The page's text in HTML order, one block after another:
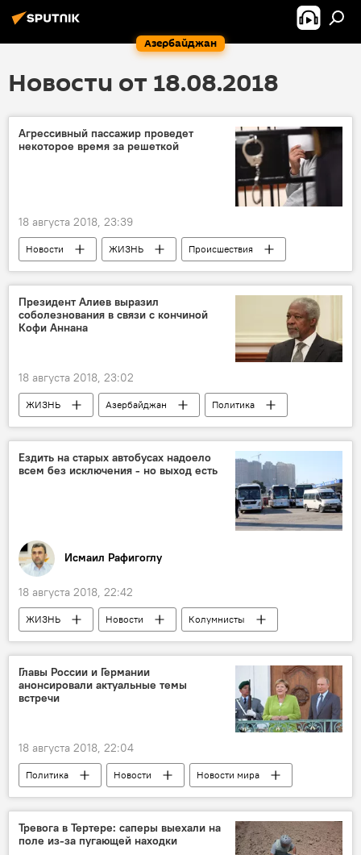
Азербайджан
Новости от 18.08.2018
Агрессивный пассажир проведет
некоторое время за решеткой
18 августа 2018, 23:39
Новости ЖИЗНЬ
Происшествия
время
Пассажир
агрессия
за решеткой
Президент Алиев выразил
соболезнования в связи с кончиной
Кофи Аннана
18 августа 2018, 23:02
ЖИЗНЬ Азербайджан
Политика
Новости
Кофи Аннан
Ездить на старых автобусах надоело
всем без исключения - но выход есть
Исмаил Рафигоглу
18 августа 2018, 22:42
ЖИЗНЬ Новости
Колумнисты
Экономика
автобусы Выход
Главы России и Германии
анонсировали актуальные темы
встречи
18 августа 2018, 22:04
Политика Новости
Новости мира
Россия
Россия
Германия
встреча
Темы
Тревога в Тертере: саперы выехали на
поле из-за пугающей находки